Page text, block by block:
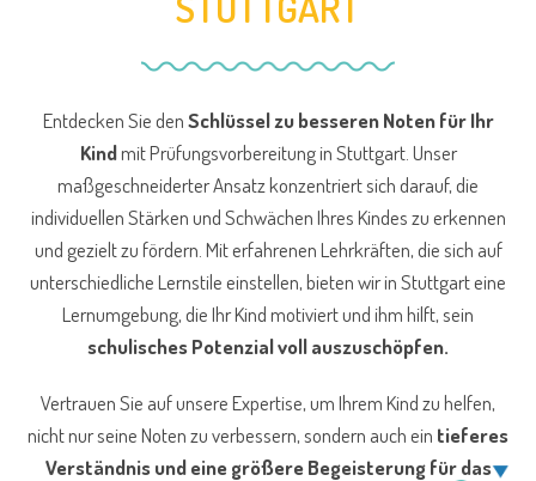
Entdecken Sie denSchlüssel zu besseren Noten für Ihr
Kindmit Prüfungsvorbereitung in Stuttgart. Unser
maßgeschneiderter Ansatz konzentriert sich darauf, die
individuellen Stärken und Schwächen Ihres Kindes zu erkennen
und gezielt zu fördern. Mit erfahrenen Lehrkräften, die sich auf
unterschiedliche Lernstile einstellen, bieten wir in Stuttgart eine
Lernumgebung, die Ihr Kind motiviert und ihm hilft, sein
schulisches Potenzial voll auszuschöpfen.
Vertrauen Sie auf unsere Expertise, um Ihrem Kind zu helfen,
nicht nur seine Noten zu verbessern, sondern auch ein tieferes
Verständnis und eine größere Begeisterung für das